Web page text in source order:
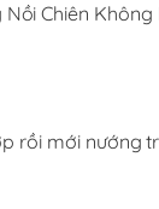
Chiên Không
rồi mới nướng